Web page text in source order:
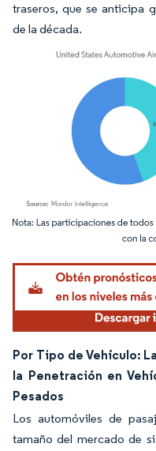
traseros, que se anticipa
de la década.
Imagen © Mordor Intelligence. El
Por Tipo de Vehículo:
la Penetración en
Pesados
Los automóviles de
tamaño del mercado de